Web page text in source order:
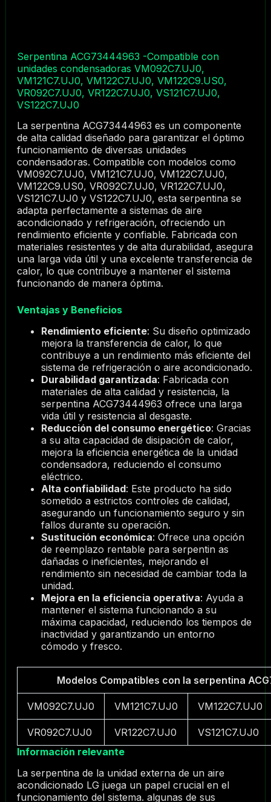
Serpentina ACG73444963 -Compatible con
unidades condensadoras VM092C7.UJ0,
VM121C7.UJ0, VM122C7.UJ0, VM122C9.US0,
VR092C7.UJ0, VR122C7.UJ0, VS121C7.UJ0,
VS122C7.UJ0
La serpentina ACG73444963 es un componente
de alta calidad diseñado para garantizar el óptimo
funcionamiento de diversas unidades
condensadoras. Compatible con modelos como
VM092C7.UJ0, VM121C7.UJ0, VM122C7.UJ0,
VM122C9.US0, VR092C7.UJ0, VR122C7.UJ0,
VS121C7.UJ0 y VS122C7.UJ0, esta serpentina se
adapta perfectamente a sistemas de aire
acondicionado y refrigeración, ofreciendo un
rendimiento eficiente y confiable. Fabricada con
materiales resistentes y de alta durabilidad, asegura
una larga vida útil y una excelente transferencia de
calor, lo que contribuye a mantener el sistema
funcionando de manera óptima.
Ventajas y Beneficios
Rendimiento eficiente: Su diseño optimizado
mejora la transferencia de calor, lo que
contribuye a un rendimiento más eficiente del
sistema de refrigeración o aire acondicionado.
Durabilidad garantizada: Fabricada con
materiales de alta calidad y resistencia, la
serpentina ACG73444963 ofrece una larga
vida útil y resistencia al desgaste.
Reducción del consumo energético: Gracias
a su alta capacidad de disipación de calor,
mejora la eficiencia energética de la unidad
condensadora, reduciendo el consumo
eléctrico.
Alta confiabilidad: Este producto ha sido
sometido a estrictos controles de calidad,
asegurando un funcionamiento seguro y sin
fallos durante su operación.
Sustitución económica: Ofrece una opción
de reemplazo rentable para serpentin as
dañadas o ineficientes, mejorando el
rendimiento sin necesidad de cambiar toda la
unidad.
Mejora en la eficiencia operativa: Ayuda a
mantener el sistema funcionando a su
máxima capacidad, reduciendo los tiempos de
inactividad y garantizando un entorno
cómodo y fresco.
Modelos Compatibles con la serpentina
VM092C7.UJ0 VM121C7.UJ0 VM122C7.UJ0
VR092C7.UJ0 VR122C7.UJ0
VS121C7.UJ0
Información relevante
La serpentina de la unidad externa de un aire
acondicionado LG juega un papel crucial en el
funcionamiento del sistema. algunas de sus